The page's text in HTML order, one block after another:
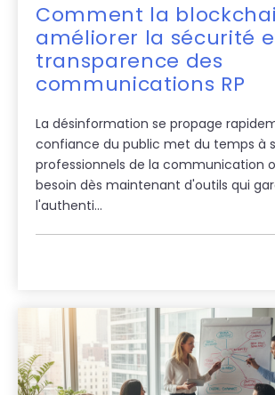
Comment la
améliorer la sécurité
transparence des
communications RP
La désinformation se propage
confiance du public met du temps à
professionnels de la communication
besoin dès maintenant d'outils qui
l'authenti...